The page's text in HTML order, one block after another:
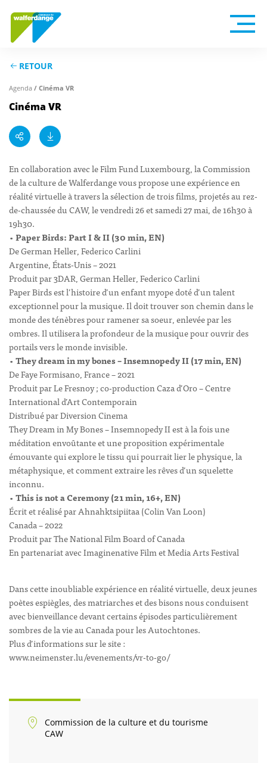
RETOUR
Agenda / Cinéma VR
Cinéma VR
En collaboration avec le Film Fund Luxembourg, la Commission
de la culture de Walferdange vous propose une expérience en
réalité virtuelle à travers la sélection de trois films, projetés au rez-
de-chaussée du CAW, le vendredi 26 et samedi 27 mai, de 16h30 à
19h30.
• Paper Birds: Part I & II (30 min, EN)
De German Heller, Federico Carlini
Argentine, États-Unis – 2021
Produit par 3DAR, German Heller, Federico Carlini
Paper Birds est l’histoire d’un enfant myope doté d’un talent
exceptionnel pour la musique. Il doit trouver son chemin dans le
monde des ténèbres pour ramener sa soeur, enlevée par les
ombres. Il utilisera la profondeur de la musique pour ouvrir des
portails vers le monde invisible.
• They dream in my bones – Insemnopedy II (17 min, EN)
De Faye Formisano, France – 2021
Produit par Le Fresnoy ; co-production Caza d’Oro – Centre
International d’Art Contemporain
Distribué par Diversion Cinema
They Dream in My Bones – Insemnopedy II est à la fois une
méditation envoûtante et une proposition expérimentale
émouvante qui explore le tissu qui pourrait lier le physique, la
métaphysique, et comment extraire les rêves d’un squelette
inconnu.
• This is not a Ceremony (21 min, 16+, EN)
Écrit et réalisé par Ahnahktsipiitaa (Colin Van Loon)
Canada – 2022
Produit par The National Film Board of Canada
En partenariat avec Imaginenative Film et Media Arts Festival
Dans cette inoubliable expérience en réalité virtuelle, deux jeunes
poètes espiègles, des matriarches et des bisons nous conduisent
avec bienveillance devant certains épisodes particulièrement
sombres de la vie au Canada pour les Autochtones.
Plus d’informations sur le site :
www.neimenster.lu/evenements/vr-to-go/
Commission de la culture et du tourisme
CAW